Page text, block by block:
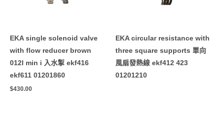
EKA single solenoid valve
with flow reducer brown
012l min i 入水掣 ekf416
ekf611 01201860
$430.00
EKA circular resistance with
three square supports 單向
風扇發熱線 ekf412 423
01201210